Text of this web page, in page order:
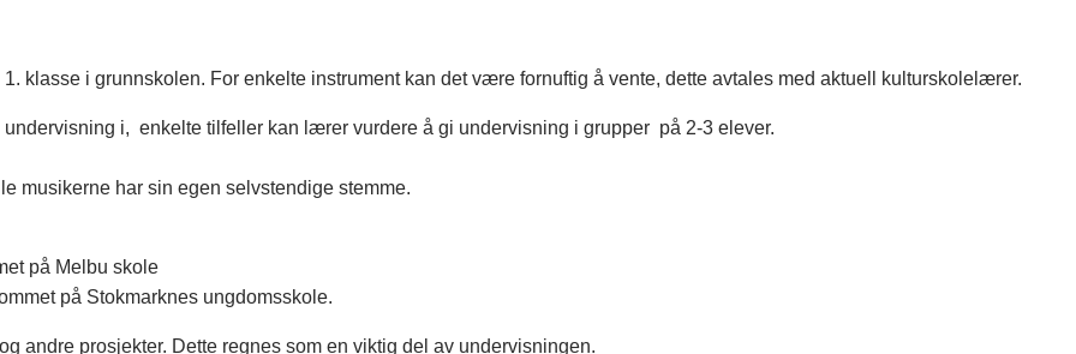
klasse i grunnskolen. For enkelte instrument kan det være fornuftig å vente, dette avtales med aktuell kulturskolelærer.
i, enkelte tilfeller kan lærer vurdere å gi undervisning i grupper på 2-3 elever.
musikerne har sin egen selvstendige stemme.
på Melbu skole
på Stokmarknes ungdomsskole.
andre prosjekter. Dette regnes som en viktig del av undervisningen.